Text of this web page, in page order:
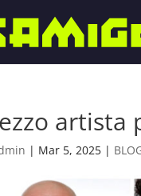
artista
| Mar 5, 2025 |